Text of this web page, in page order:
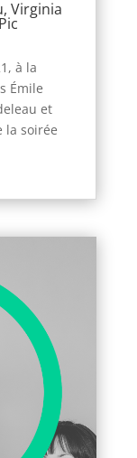
Virginia
à la
Émile
et
la soirée